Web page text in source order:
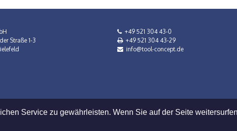
Service zu gewährleisten. Wenn Sie auf der Seite
Straße 1-3
+49 521 304 43-0
+49 521 304 43-29
info@tool-concept.de